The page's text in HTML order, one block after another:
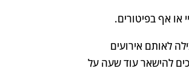
או אף בפיטורים.
לאותם אירועים
להישאר עוד שעה על